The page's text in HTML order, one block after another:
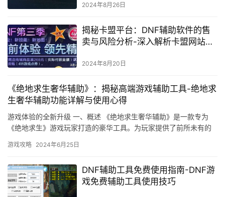
南
2024年8月26日
揭秘卡盟平台：DNF辅助软件的售
卖与风险分析-深入解析卡盟网站上
隐患
2024年8月20日
《绝地求生奢华辅助》：揭秘高端游戏辅助工具-绝地求
生奢华辅助功能详解与使用心得
游戏体验的全新升级 一、概述 《绝地求生奢华辅助》是一款专为
《绝地求生》游戏玩家打造的豪华工具。为玩家提供了前所未有的
游戏攻略 2024年6月25日
DNF辅助工具免费使用指南-DNF游
戏免费辅助工具使用技巧